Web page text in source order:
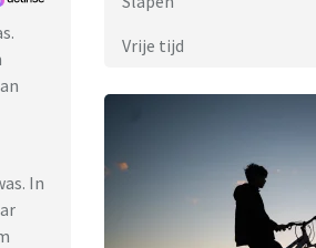
In
Vrije tijd